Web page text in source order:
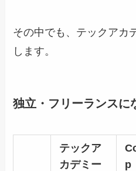
その中でも、テックアカ
します。
独立・フリーランスに
テックア
カデミー
p